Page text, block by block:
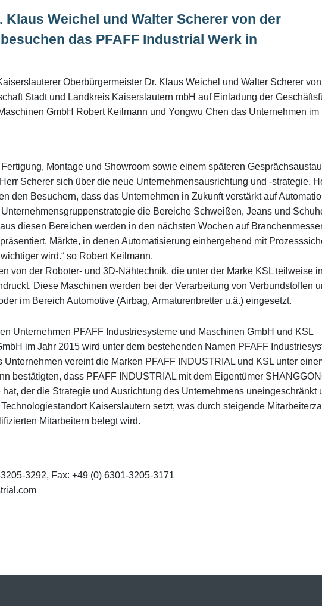
Klaus Weichel und Walter Scherer von der
das PFAFF Industrial Werk in
Oberbürgermeister Dr. Klaus Weichel und Walter Scherer
Stadt und Landkreis Kaiserslautern mbH auf Einladung der
GmbH Robert Keilmann und Yongwu Chen das Unternehmen im
Montage und Showroom sowie einem späteren
Scherer sich über die neue Unternehmensausrichtung und -strategie.
den Besuchern, dass das Unternehmen in Zukunft verstärkt auf
die Bereiche Schweißen, Jeans und
diesen Bereichen werden in den nächsten Wochen auf
Märkte, in denen Automatisierung einhergehend mit
wird.“ so Robert Keilmann.
von der Roboter- und 3D-Nähtechnik, die unter der Marke KSL teilweise in
Diese Maschinen werden bei der Verarbeitung von Verbundstoffen
im Bereich Automotive (Airbag, Armaturenbretter u.ä.) eingesetzt.
Unternehmen PFAFF Industriesysteme und Maschinen GmbH und KSL
im Jahr 2015 wird unter dem bestehenden Namen PFAFF
Unternehmen vereint die Marken PFAFF INDUSTRIAL und KSL unter
bestätigten, dass PFAFF INDUSTRIAL mit dem Eigentümer
der die Strategie und Ausrichtung des Unternehmens uneingeschränkt
Kaiserslautern setzt, was durch steigende
Mitarbeitern belegt wird.
3292, Fax: +49 (0) 6301-3205-3171